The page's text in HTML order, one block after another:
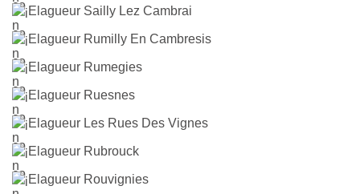
Elagueur Sailly Lez Cambrai
Elagueur Rumilly En Cambresis
Elagueur Rumegies
Elagueur Ruesnes
Elagueur Les Rues Des Vignes
Elagueur Rubrouck
Elagueur Rouvignies